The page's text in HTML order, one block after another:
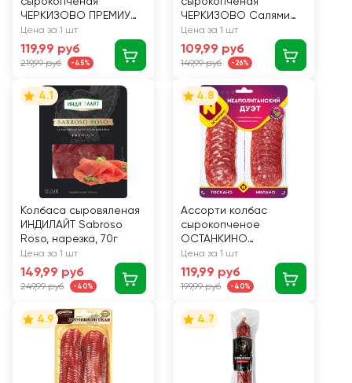
ЧЕРКИЗОВО ПРЕМИУМ
Сервелетти, нарезка,
85г
Цена за 1 шт
119,99 руб
219,99 руб -45%
ЧЕРКИЗОВО Салями
Астория, нарезка, 85г
Цена за 1 шт
109,99 руб
149,99 руб -26%
4.1
Колбаса сыровяленая
ИНДИЛАЙТ Sabroso
Roso, нарезка, 70г
Цена за 1 шт
149,99 руб
249,99 руб -40%
4.8
Ассорти колбас
сырокопченое
ОСТАНКИНО
Неаполитанский дуэт,
нарезка, 90г
Цена за 1 шт
119,99 руб
199,99 руб -40%
4.9 4.7